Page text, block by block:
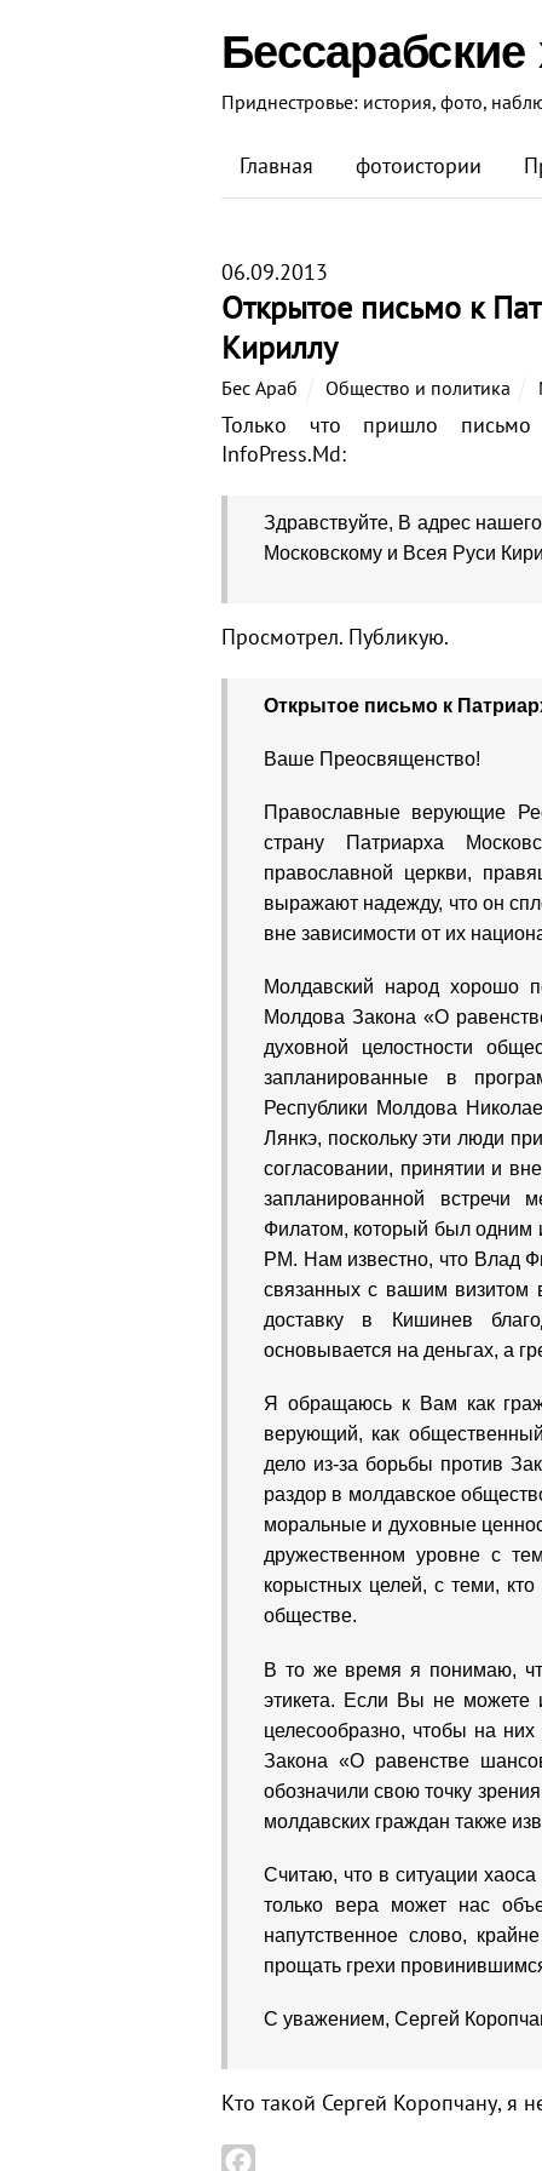
Бессарабские
Приднестровье: история, фото,
Главная фотоистории
06.09.2013
Открытое письмо к
Кириллу
Бес Араб Общество и политика
Только что пришло письмо
InfoPress.Md:
Здравствуйте, В адрес
Московскому и Всея Руси
Просмотрел. Публикую.
Открытое письмо к
Ваше Преосвященство!
Православные верующие
страну Патриарха
православной церкви,
выражают надежду, что он
вне зависимости от их
Молдавский народ хорошо
Молдова Закона «О
духовной целостности
запланированные в
Республики Молдова
Лянкэ, поскольку эти люди
согласовании, принятии и
запланированной
Филатом, который был одним
РМ. Нам известно, что Влад
связанных с вашим визитом
доставку в Кишинев
основывается на деньгах, а
Я обращаюсь к Вам как
верующий, как
дело из-за борьбы против
раздор в молдавское
моральные и духовные
дружественном уровне с
корыстных целей, с теми,
обществе.
В то же время я понимаю,
этикета. Если Вы не можете
целесообразно, чтобы на
Закона «О равенстве
обозначили свою точку
молдавских граждан также
Считаю, что в ситуации
только вера может нас
напутственное слово,
прощать грехи
С уважением, Сергей
Кто такой Сергей Коропчану, я